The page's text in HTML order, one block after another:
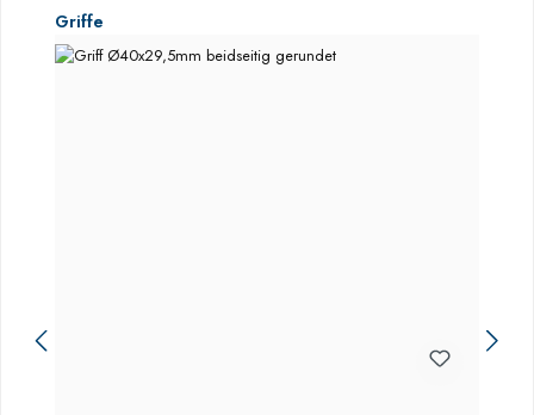
Produktgalerie überspringen
Griffe